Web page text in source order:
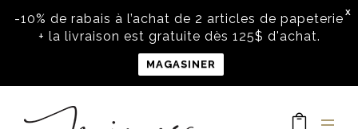
X
-10% de rabais à l’achat de 2 articles de papeterie
+ la livraison est gratuite dès 125$ d'achat.
MAGASINER